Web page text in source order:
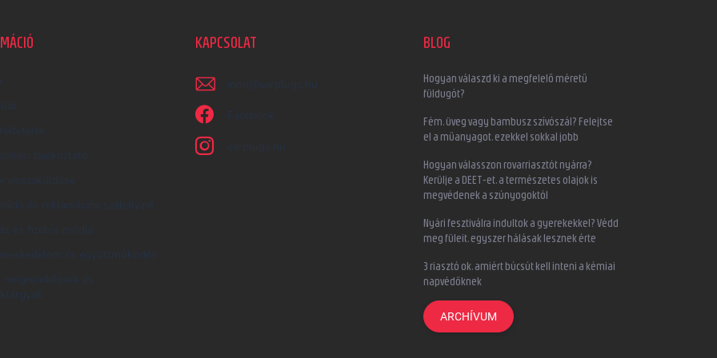
tájékoztató
visszaküldése
és reklamációs szabályzat
és fizetés módja
és együttműködés
megrendelések és
KAPCSOLAT
irjon @ earplugs.hu
Facebook
earplugs.hu
BLOG
Hogyan válaszd ki a megfelelő méretű
füldugót?
Fém, üveg vagy bambusz szívószál? Felejtse
el a műanyagot, ezekkel sokkal jobb
Hogyan válasszon rovarriasztót nyárra?
Kerülje a DEET-et, a természetes olajok is
megvédenek a szúnyogoktól
Nyári fesztiválra indultok a gyerekekkel? Védd
meg füleit, egyszer hálásak lesznek érte
3 riasztó ok, amiért búcsút kell inteni a kémiai
napvédőknek
ARCHÍVUM